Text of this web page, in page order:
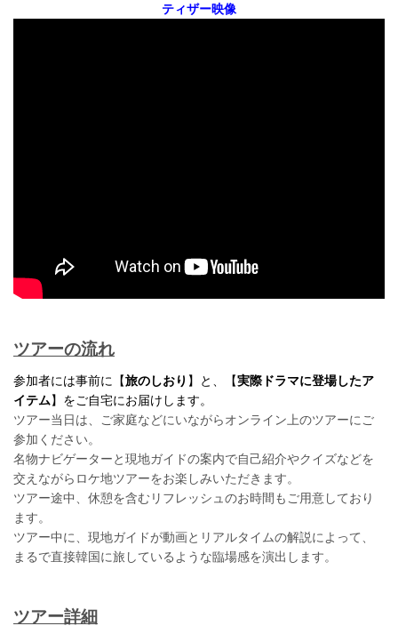
ティザー映像
ツアーの流れ
参加者には事前に【旅のしおり 】と、【実際ドラマに登場したア
イテム】をご自宅にお届けします。
ツアー当日は、ご家庭などにいながらオンライン上のツアーにご
参加ください。
名物ナビゲーターと現地ガイドの案内で自己紹介やクイズなどを
交えながらロケ地ツアーをお楽しみいただきます。
ツアー途中、休憩を含むリフレッシュのお時間もご用意しており
ます。
ツアー中に、現地ガイドが動画とリアルタイムの解説によって、
まるで直接韓国に旅しているような臨場感を演出します。
ツアー詳細